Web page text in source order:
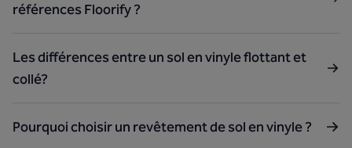
références Floorify ?
Les différences entre un sol en vinyle flottant et
collé?
Pourquoi choisir un revêtement de sol en vinyle ?